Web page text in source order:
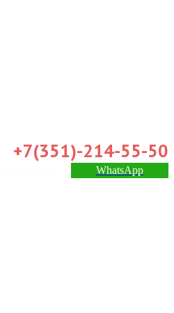
+7(351)-214-55-50
WhatsApp